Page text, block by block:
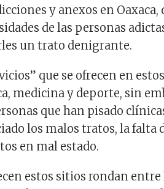
y anexos en Oaxaca,
de las personas
un trato denigrante.
que se ofrecen en
medicina y deporte, sin
que han pisado
los malos tratos, la falta
en mal estado.
estos sitios rondan